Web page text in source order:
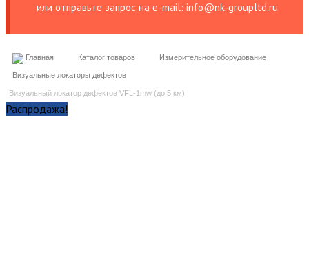
или отправьте запрос на е-mail: info@nk-groupltd.ru
Главная Каталог товаров Измерительное оборудование
Визуальные локаторы дефектов
Визуальный локатор дефектов VFL-1mw (до 5 км)
Распродажа!